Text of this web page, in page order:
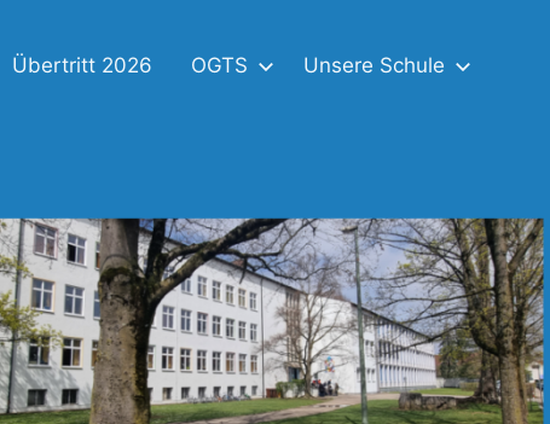
Übertritt 2026 OGTS Unsere Schule